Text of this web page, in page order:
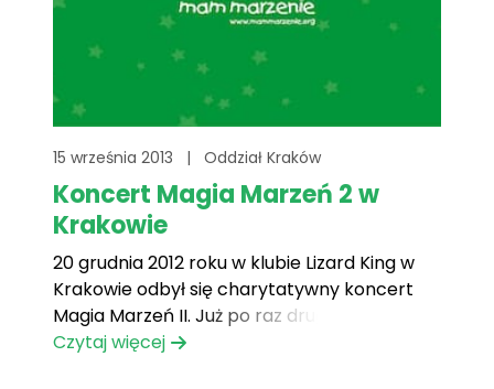
15 września 2013 | Oddział Kraków
Koncert Magia Marzeń 2 w
Krakowie
20 grudnia 2012 roku w klubie Lizard King w
Krakowie odbył się charytatywny koncert
Magia Marzeń II. Już po raz drugi Fundacja
Mam Marzenie przeniosła krakowską
Czytaj więcej